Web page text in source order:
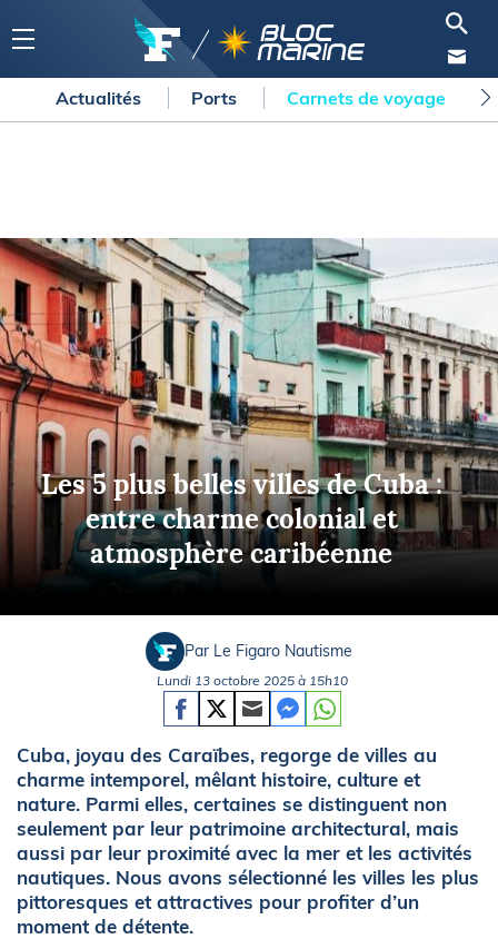
Actualités Ports Carnets de voyage
Les 5 plus belles villes de Cuba :
entre charme colonial et
atmosphère caribéenne
Par Le Figaro Nautisme
Lundi 13 octobre 2025 à 15h10
Cuba, joyau des Caraïbes, regorge de villes au
charme intemporel, mêlant histoire, culture et
nature. Parmi elles, certaines se distinguent non
seulement par leur patrimoine architectural, mais
aussi par leur proximité avec la mer et les activités
nautiques. Nous avons sélectionné les villes les plus
pittoresques et attractives pour profiter d’un
moment de détente.